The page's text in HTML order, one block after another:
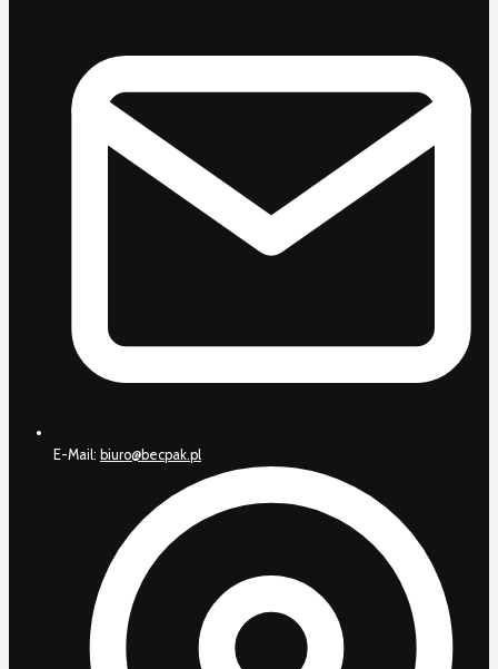
E-Mail: biuro@becpak.pl